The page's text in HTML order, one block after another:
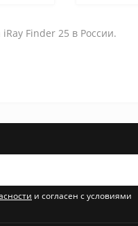
Finder 25 в России.
и согласен с условиями